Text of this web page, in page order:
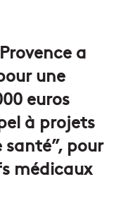
a
une
euros
à projets
santé”, pour
médicaux